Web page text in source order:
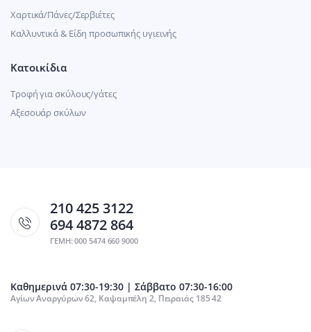
Χαρτικά/Πάνες/Σερβιέτες
Καλλυντικά & Είδη προσωπικής υγιεινής
Κατοικίδια
Τροφή για σκύλους/γάτες
Αξεσουάρ σκύλων
210 425 3122
694 4872 864
ΓΕΜΗ: 000 5474 660 9000
Καθημερινά 07:30-19:30 | Σάββατο 07:30-16:00
Αγίων Αναργύρων 62, Καψαμπέλη 2, Πειραιάς 185 42